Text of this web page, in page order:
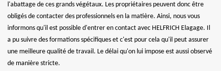
l'abattage de ces grands végétaux. Les propriétaires peuvent donc être
obligés de contacter des professionnels en la matière. Ainsi, nous vous
informons qu'il est possible d'entrer en contact avec HELFRICH Elagage. Il
a pu suivre des formations spécifiques et c'est pour cela qu'il peut assurer
une meilleure qualité de travail. Le délai qu'on lui impose est aussi observé
de manière stricte.